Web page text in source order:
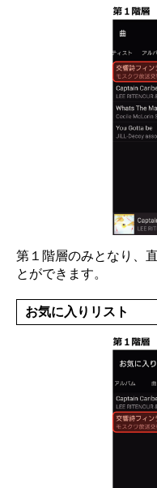
第１階層のみとなり、
とができます。
お気に入りリスト